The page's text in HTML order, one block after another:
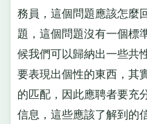
務員，這個問題應該怎麼
題，這個問題沒有一個標
候我們可以歸納出一些共
要表現出個性的東西，其
的匹配，因此應聘者要充
信息，這些應該了解到的